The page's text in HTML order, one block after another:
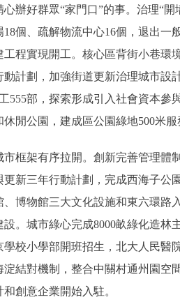
心辦好群眾“家門口”的事。治理“
18個、疏解物流中心16個，退出一
工程實現開工。核心區背街小巷環
動計劃，加強街道更新治理城市設
555部，探索形成引入社會資本參
休閒公園，建成區公園綠地500米
架有序拉開。創新完善管理體制
更新三年行動計劃，完成西海子公
、博物館三大文化設施和東六環路
設。城市綠心完成8000畝綠化造
學校小學部開班招生，北大人民醫
淀結對機制，整合中關村通州園空
創意企業開始入駐。